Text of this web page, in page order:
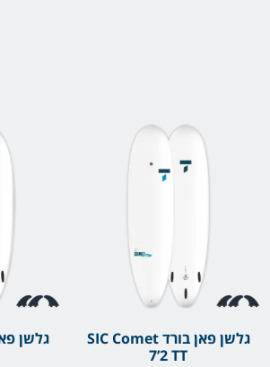
גלשן פאן בורד SIC Comet
7’2 TT